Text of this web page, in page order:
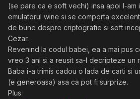
(se pare ca e soft vechi) insa apoi l-am
emulatorul wine si se comporta
de bune despre criptografie si soft
Cezar.
Revenind la codul babei, ea a mai pus
vreo 3 ani si a reusit sa-l decripteze un
Baba i-a trimis cadou o lada de carti si
(e generoasa) asa ca pot fi surprize.
Plus: